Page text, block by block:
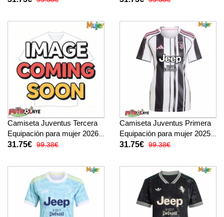
Camiseta Juventus Tercera
Equipación para mujer 2026-
27 manga corta
31.75€ 99.38€
Camiseta Juventus Primera
Equipación para mujer 2025-
26 manga corta
31.75€ 99.38€